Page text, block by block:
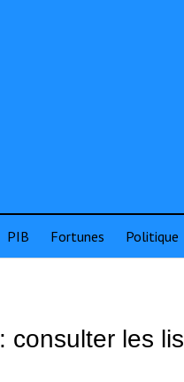
PIB Fortunes Politique
les